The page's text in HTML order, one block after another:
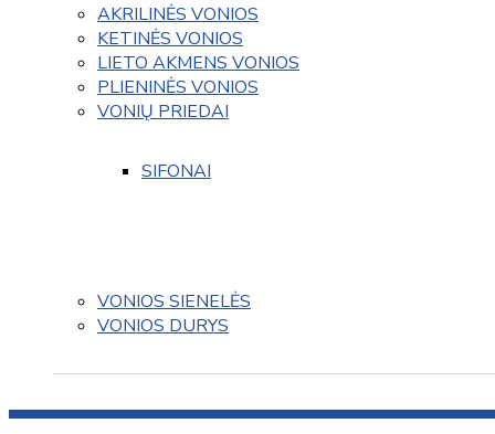
AKRILINĖS VONIOS
KETINĖS VONIOS
LIETO AKMENS VONIOS
PLIENINĖS VONIOS
VONIŲ PRIEDAI
SIFONAI
VONIOS SIENELĖS
VONIOS DURYS